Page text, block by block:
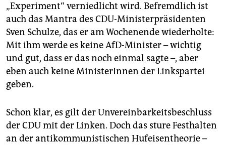
„Experiment“ verniedlicht wird. Befremdlich ist
auch das Mantra des CDU-Ministerpräsidenten
Sven Schulze, das er am Wochenende wiederholte:
Mit ihm werde es keine AfD-Minister – wichtig
und gut, dass er das noch einmal sagte –, aber
eben auch keine MinisterInnen der Linkspartei
geben.
Schon klar, es gilt der Unvereinbarkeitsbeschluss
der CDU mit der Linken. Doch das sture Festhalten
an der antikommunistischen Hufeisentheorie –